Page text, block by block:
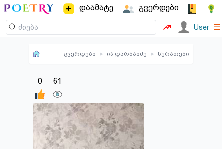
დაამატე გვერდები
User ☰
გვერდები ▸ ია დარბაიძე ▸ სურათები
0 61